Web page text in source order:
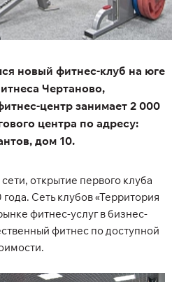
новый фитнес-клуб на юге
Чертаново,
центр занимает 2 000
центра по адресу:
дом 10.
открытие первого клуба
Сеть клубов «Территория
фитнес-услуг в бизнес-
фитнес по доступной